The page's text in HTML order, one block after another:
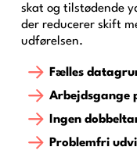
skat og tilstødende
der reducerer skift
udførelsen.
Fælles
Arbejdsgange
Ingen
Problemfri